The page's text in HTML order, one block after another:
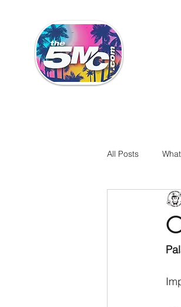
All Posts
Acts/Hechos
Ephesians/